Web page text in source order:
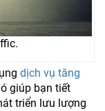
dịch vụ tăng
giúp bạn tiết
triển lưu lượng